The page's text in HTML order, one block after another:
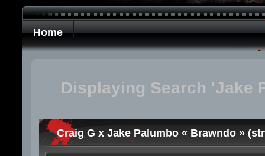
Home
Displaying Search 'Jake
Craig G x Jake Palumbo « Brawndo »